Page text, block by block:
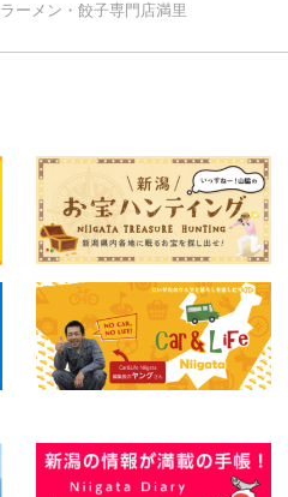
ラーメン・餃子専門店満里